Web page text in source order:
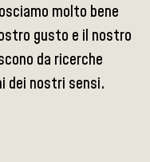
molto bene
gusto e il nostro
da ricerche
dei nostri sensi.